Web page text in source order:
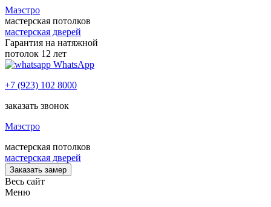
Маэстро
мастерская потолков
мастерская дверей
Гарантия на натяжной
потолок 12 лет
WhatsApp
+7 (923) 102 8000
заказать звонок
Маэстро
мастерская потолков
мастерская дверей
Заказать замер
Весь сайт
Меню